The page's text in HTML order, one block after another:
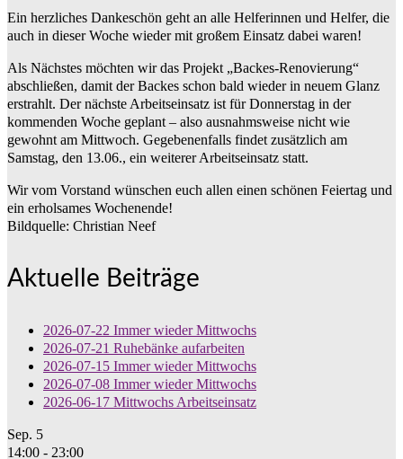
Ein herzliches Dankeschön geht an alle Helferinnen und Helfer, die
auch in dieser Woche wieder mit großem Einsatz dabei waren!
Als Nächstes möchten wir das Projekt „Backes-Renovierung“
abschließen, damit der Backes schon bald wieder in neuem Glanz
erstrahlt. Der nächste Arbeitseinsatz ist für Donnerstag in der
kommenden Woche geplant – also ausnahmsweise nicht wie
gewohnt am Mittwoch. Gegebenenfalls findet zusätzlich am
Samstag, den 13.06., ein weiterer Arbeitseinsatz statt.
Wir vom Vorstand wünschen euch allen einen schönen Feiertag und
ein erholsames Wochenende!
Bildquelle: Christian Neef
Aktuelle Beiträge
2026-07-22 Immer wieder Mittwochs
2026-07-21 Ruhebänke aufarbeiten
2026-07-15 Immer wieder Mittwochs
2026-07-08 Immer wieder Mittwochs
2026-06-17 Mittwochs Arbeitseinsatz
Sep. 5
14:00 - 23:00